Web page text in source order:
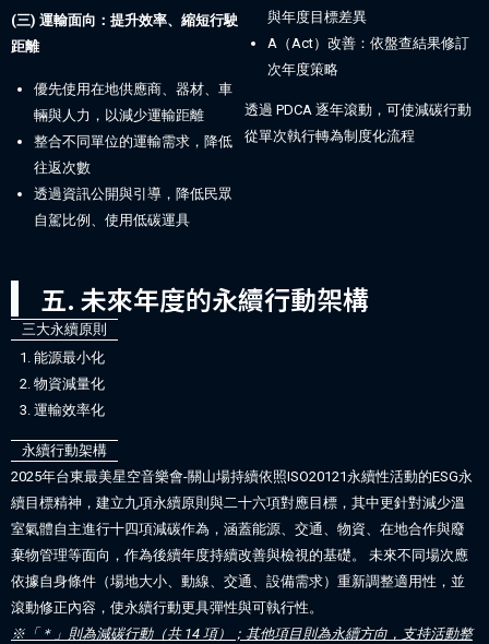
(三) 運輸面向：提升效率、縮短行駛
距離
優先使用在地供應商、器材、車
輛與人力，以減少運輸距離
整合不同單位的運輸需求，降低
往返次數
透過資訊公開與引導，降低民眾
自駕比例、使用低碳運具
與年度目標差異
A（Act）改善：依盤查結果修訂
次年度策略
透過 PDCA 逐年滾動，可使減碳行動
從單次執行轉為制度化流程
五. 未來年度的永續行動架構
三大永續原則
能源最小化
物資減量化
運輸效率化
永續行動架構
2025年台東最美星空音樂會-關山場持續依照ISO20121永續性活動的ESG永
續目標精神，建立九項永續原則與二十六項對應目標，其中更針對減少溫
室氣體自主進行十四項減碳作為，涵蓋能源、交通、物資、在地合作與廢
棄物管理等面向，作為後續年度持續改善與檢視的基礎。 未來不同場次應
依據自身條件（場地大小、動線、交通、設備需求）重新調整適用性，並
滾動修正內容，使永續行動更具彈性與可執行性。
※「＊」則為減碳行動（共 14 項）；其他項目則為永續方向，支持活動整